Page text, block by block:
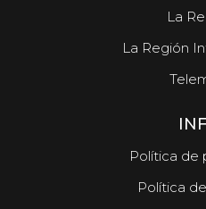
La
La Región
Política de
Política